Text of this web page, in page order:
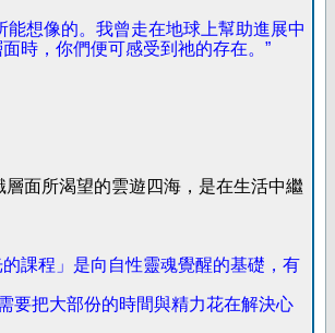
想像的。我曾走在地球上幫助進展中
時，你們便可感受到祂的存在。”
面所渴望的雲遊四海，是在生活中繼
課程」是向自性靈魂覺醒的基礎，有
要把大部份的時間與精力花在解決心